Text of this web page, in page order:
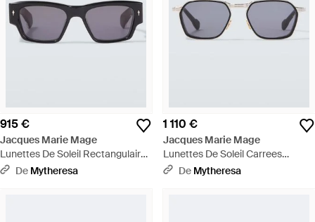
915 €
Jacques Marie Mage
Lunettes De Soleil Rectangulaires
Zimmerman - Marron
De Mytheresa
1 110 €
Jacques Marie Mage
Lunettes De Soleil Carrees
Beckett - Marron
De Mytheresa